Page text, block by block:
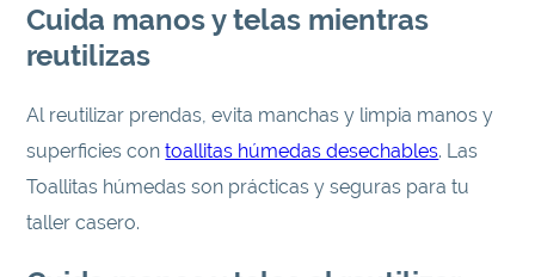
Cuida manos y telas mientras
reutilizas
Al reutilizar prendas, evita manchas y limpia manos y
superficies contoallitas húmedas desechables. Las
Toallitas húmedas son prácticas y seguras para tu
taller casero.